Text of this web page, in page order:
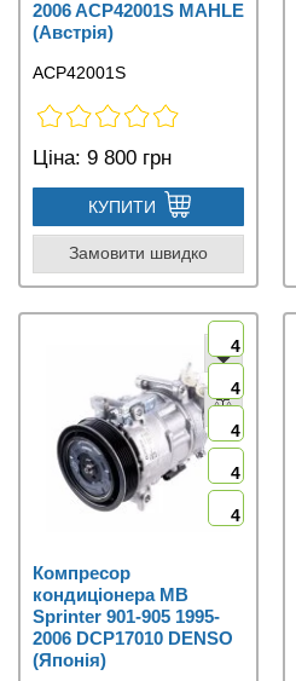
2006 ACP42001S MAHLE
(Австрія)
ACP42001S
Ціна: 9 800 грн
КУПИТИ
Замовити швидко
4
4
4
4
4
Компресор
кондиціонера MB
Sprinter 901-905 1995-
2006 DCP17010 DENSO
(Японія)